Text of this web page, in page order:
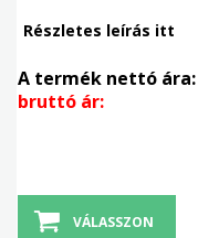
Részletes leírás itt
A termék nettó ára:
bruttó ár:
VÁLASSZON